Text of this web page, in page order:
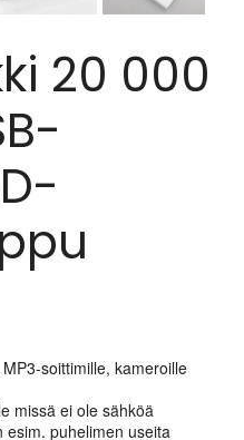
20 000
soittimille, kameroille
missä ei ole sähköä
puhelimen useita